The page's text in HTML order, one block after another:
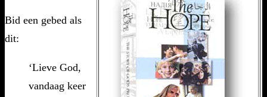
Bid een gebed als
dit:
‘Lieve God,
vandaag keer